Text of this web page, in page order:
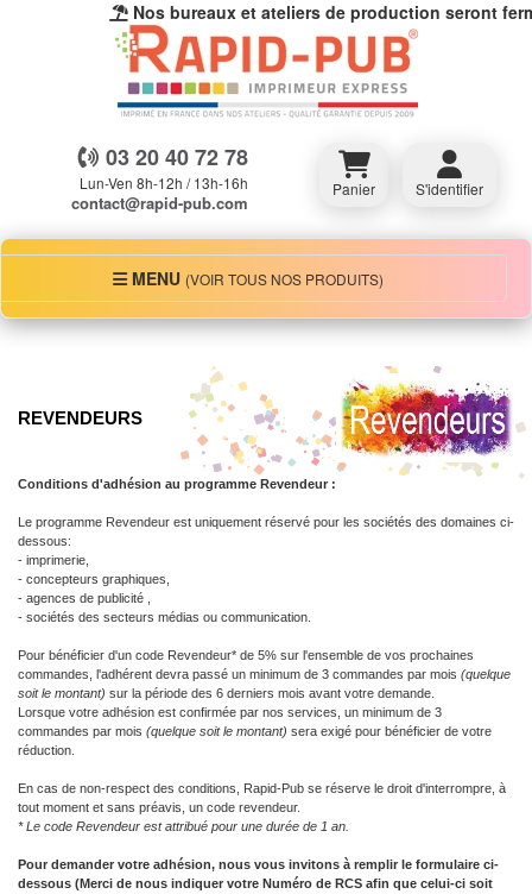
Nos bureaux et ateliers de production seront
03 20 40 72 78
Lun-Ven 8h-12h / 13h-16h
contact@rapid-pub.com
Panier S'identifier
MENU
MENU (VOIR TOUS NOS PRODUITS)
REVENDEURS
Conditions d'adhésion au programme Revendeur :
Le programme Revendeur est uniquement réservé pour les sociétés des domaines ci-
dessous:
- imprimerie,
- concepteurs graphiques,
- agences de publicité ,
- sociétés des secteurs médias ou communication.
Pour bénéficier d'un code Revendeur* de 5% sur l'ensemble de vos prochaines
commandes, l'adhérent devra passé un minimum de 3 commandes par mois (quelque
soit le montant) sur la période des 6 derniers mois avant votre demande.
Lorsque votre adhésion est confirmée par nos services, un minimum de 3
commandes par mois (quelque soit le montant) sera exigé pour bénéficier de votre
réduction.
En cas de non-respect des conditions, Rapid-Pub se réserve le droit d'interrompre, à
tout moment et sans préavis, un code revendeur.
* Le code Revendeur est attribué pour une durée de 1 an.
Pour demander votre adhésion, nous vous invitons à remplir le formulaire ci-
dessous (Merci de nous indiquer votre Numéro de RCS afin que celui-ci soit